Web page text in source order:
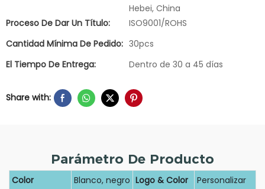
Hebei, China
Proceso De Dar Un Título:
ISO9001/ROHS
Cantidad Mínima De Pedido: 30pcs
El Tiempo De Entrega:
Dentro de 30 a 45 días
Share with:
Parámetro De Producto
Color Blanco, negro Logo & Color
Personalizar